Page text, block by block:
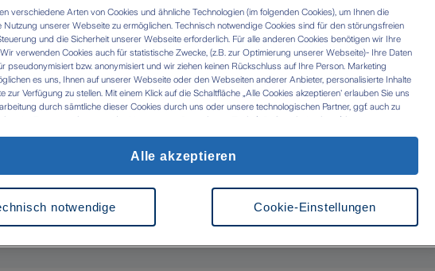
einelangfristige Anlage und den
Kapital über die Zeit kontinuierlich
aufbauen, indem Sie in ganze
Dabei profitieren Sie von geringen
Möglichkeit, regelmäßig mit kleinen
Schritt für Schritt ein solides finanzielles
beständig steigern.
verschiedene Arten von Cookies und ähnliche Technologien (im folgenden Cookies), um Ihnen die
Nutzung unserer Webseite zu ermöglichen. Technisch notwendige Cookies sind für den störungsfreien
und die Sicherheit unserer Webseite erforderlich. Für alle anderen Cookies benötigen wir Ihre
verwenden Cookies auch für statistische Zwecke, (z.B. zur Optimierung unserer Webseite)- Ihre Daten
pseudonymisiert bzw. anonymisiert und wir ziehen keinen Rückschluss auf Ihre Person. Marketing
es uns, Ihnen auf unserer Webseite oder den Webseiten anderer Anbieter, personalisierte Inhalte
zur Verfügung zu stellen. Mit einem Klick auf die Schaltfläche „Alle Cookies akzeptieren' erlauben Sie uns
durch sämtliche dieser Cookies durch uns oder unsere technologischen Partner, ggf. auch zu
Im Zusammenhang mit der Nutzung von Drittanbieter-Tools (z.B. Google Analytics) kann es zu einer
werden können- Ihre Einwilligung können Sie jederzeit über die Cookie Einstellungen mit Wirkung für die
Weitere Informationen zu Cookies und der Widerrufsmöglichkeit finden Sie unter den folgenden Links
Impressum
Cookie-Einstellungen
notwendige
Alle akzeptieren